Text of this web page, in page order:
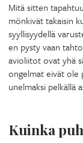
Mitä sitten
mönkivät takaisin
syyllisyydellä
en pysty vaan
avioliitot ovat yhä
ongelmat eivät ole
unelmaksi pelkällä
Kuinka